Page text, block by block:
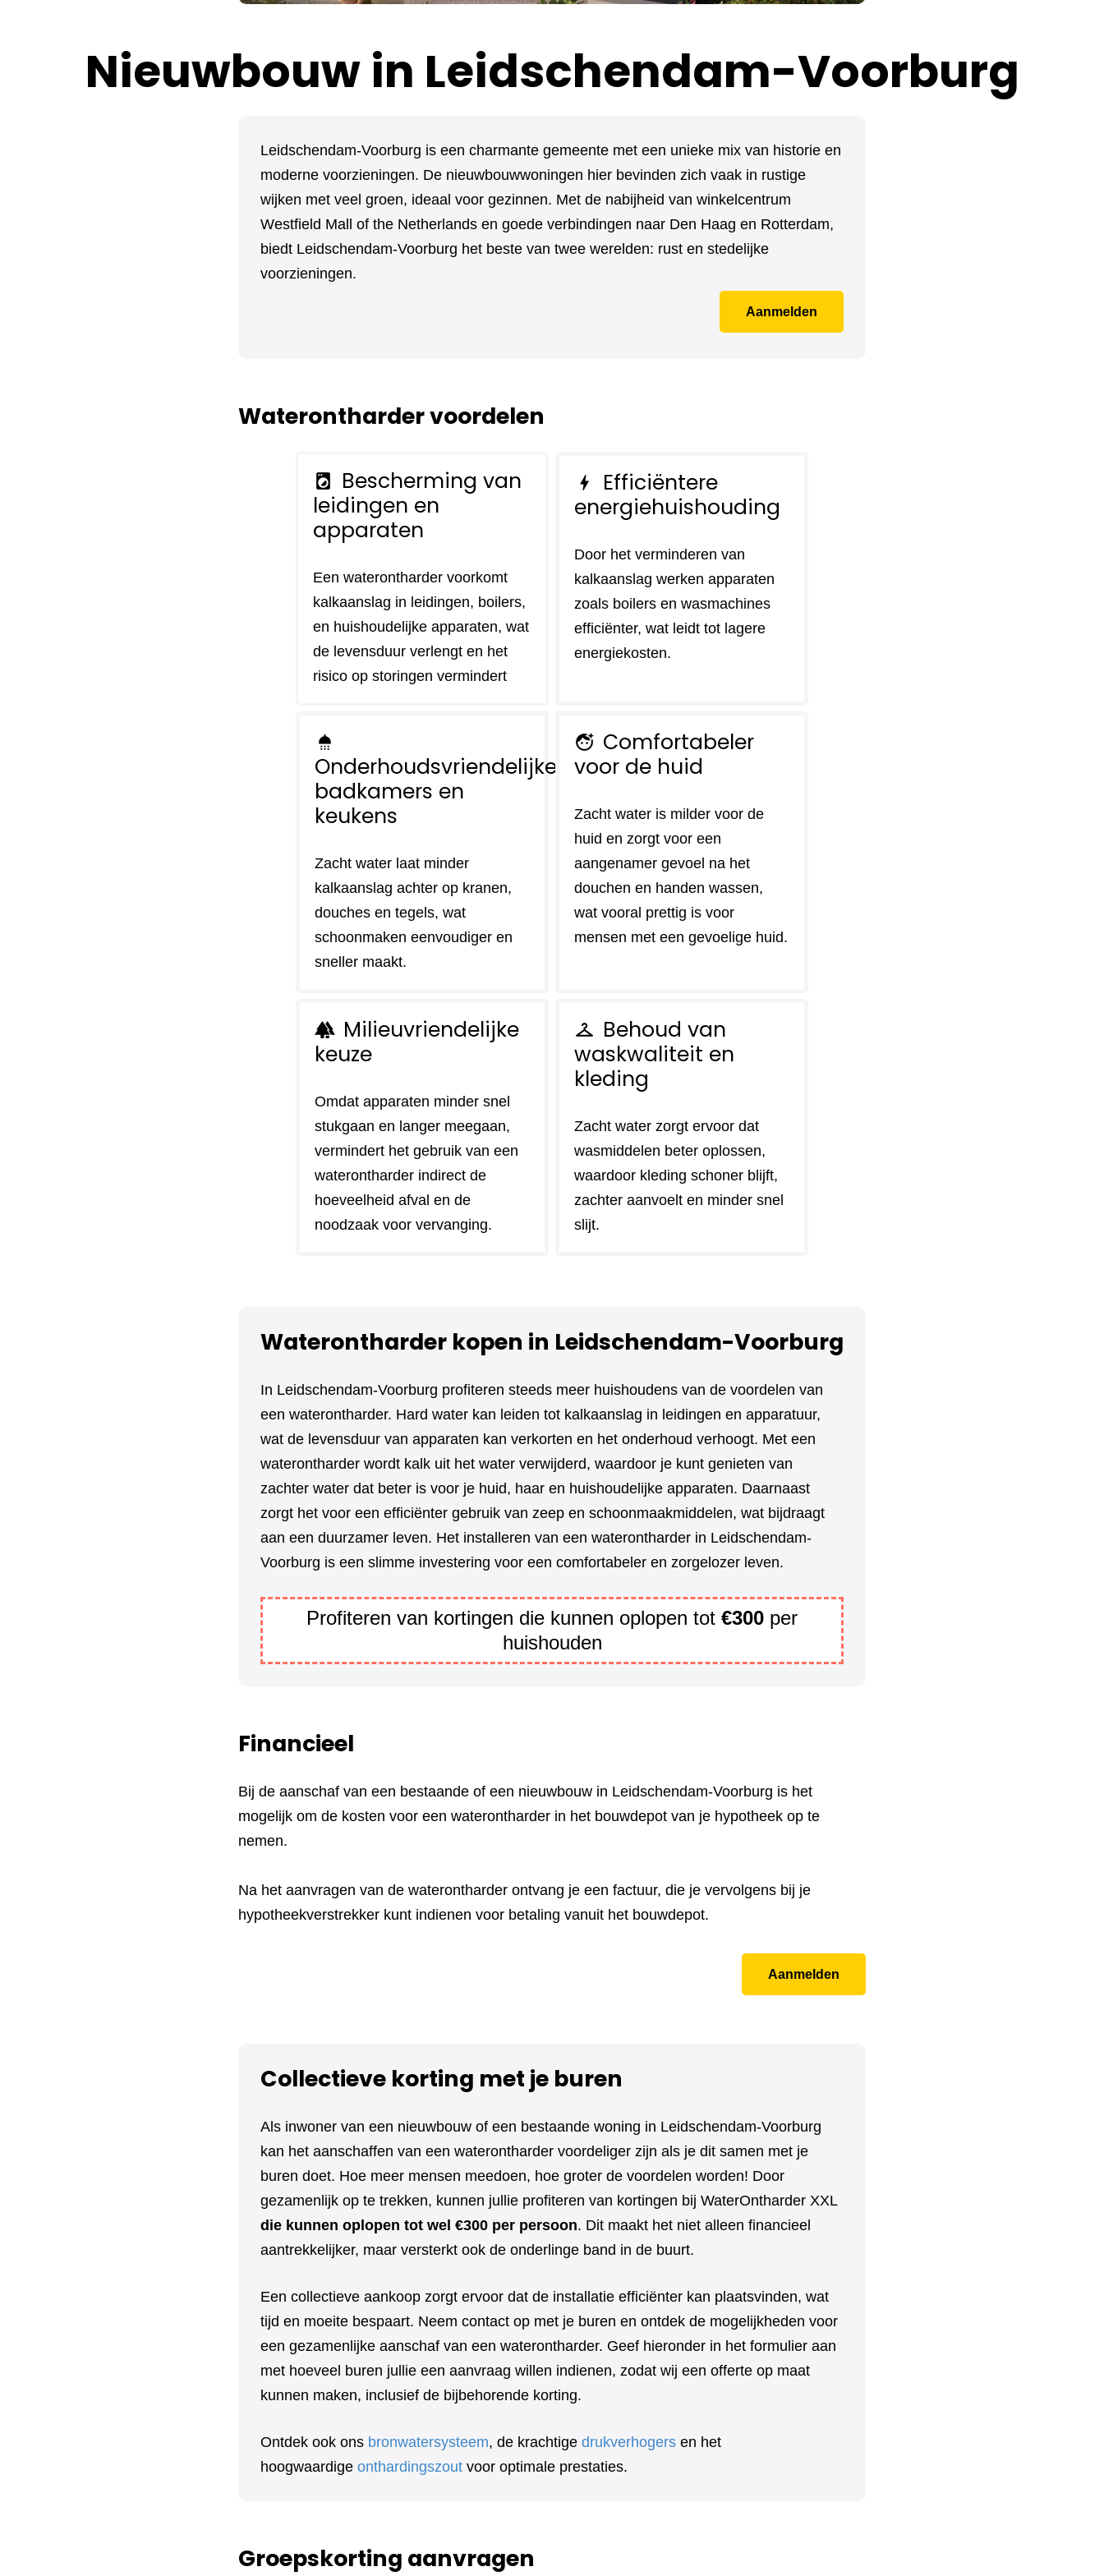
Nieuwbouw in Leidschendam-Voorburg
Leidschendam-Voorburg is een charmante gemeente met een unieke mix van historie en
moderne voorzieningen. De nieuwbouwwoningen hier bevinden zich vaak in rustige
wijken met veel groen, ideaal voor gezinnen. Met de nabijheid van winkelcentrum
Westfield Mall of the Netherlands en goede verbindingen naar Den Haag en Rotterdam,
biedt Leidschendam-Voorburg het beste van twee werelden: rust en stedelijke
voorzieningen.
Aanmelden
Waterontharder voordelen
local_laundry_service
Bescherming van
leidingen en
apparaten
Een waterontharder voorkomt
kalkaanslag in leidingen, boilers,
en huishoudelijke apparaten, wat
de levensduur verlengt en het
risico op storingen vermindert
bolt
Efficiëntere
energiehuishouding
Door het verminderen van
kalkaanslag werken apparaten
zoals boilers en wasmachines
efficiënter, wat leidt tot lagere
energiekosten.
shower
Onderhoudsvriendelijke
badkamers en
keukens
Zacht water laat minder
kalkaanslag achter op kranen,
douches en tegels, wat
schoonmaken eenvoudiger en
sneller maakt.
face_retouching_natural Comfortabeler
voor de huid
Zacht water is milder voor de
huid en zorgt voor een
aangenamer gevoel na het
douchen en handen wassen,
wat vooral prettig is voor
mensen met een gevoelige huid.
forest Milieuvriendelijke
keuze
Omdat apparaten minder snel
stukgaan en langer meegaan,
vermindert het gebruik van een
waterontharder indirect de
hoeveelheid afval en de
noodzaak voor vervanging.
checkroom Behoud van
waskwaliteit en
kleding
Zacht water zorgt ervoor dat
wasmiddelen beter oplossen,
waardoor kleding schoner blijft,
zachter aanvoelt en minder snel
slijt.
Waterontharder kopen in Leidschendam-Voorburg
In Leidschendam-Voorburg profiteren steeds meer huishoudens van de voordelen van
een waterontharder. Hard water kan leiden tot kalkaanslag in leidingen en apparatuur,
wat de levensduur van apparaten kan verkorten en het onderhoud verhoogt. Met een
waterontharder wordt kalk uit het water verwijderd, waardoor je kunt genieten van
zachter water dat beter is voor je huid, haar en huishoudelijke apparaten. Daarnaast
zorgt het voor een efficiënter gebruik van zeep en schoonmaakmiddelen, wat bijdraagt
aan een duurzamer leven. Het installeren van een waterontharder in Leidschendam-
Voorburg is een slimme investering voor een comfortabeler en zorgelozer leven.
Profiteren van kortingen die kunnen oplopen tot €300 per
huishouden
Financieel
Bij de aanschaf van een bestaande of een nieuwbouw in Leidschendam-Voorburg is het
mogelijk om de kosten voor een waterontharder in het bouwdepot van je hypotheek op te
nemen.
Na het aanvragen van de waterontharder ontvang je een factuur, die je vervolgens bij je
hypotheekverstrekker kunt indienen voor betaling vanuit het bouwdepot.
Aanmelden
Collectieve korting met je buren
Als inwoner van een nieuwbouw of een bestaande woning in Leidschendam-Voorburg
kan het aanschaffen van een waterontharder voordeliger zijn als je dit samen met je
buren doet. Hoe meer mensen meedoen, hoe groter de voordelen worden! Door
gezamenlijk op te trekken, kunnen jullie profiteren van kortingen bij WaterOntharder XXL
die kunnen oplopen tot wel €300 per persoon. Dit maakt het niet alleen financieel
aantrekkelijker, maar versterkt ook de onderlinge band in de buurt.
Een collectieve aankoop zorgt ervoor dat de installatie efficiënter kan plaatsvinden, wat
tijd en moeite bespaart. Neem contact op met je buren en ontdek de mogelijkheden voor
een gezamenlijke aanschaf van een waterontharder. Geef hieronder in het formulier aan
met hoeveel buren jullie een aanvraag willen indienen, zodat wij een offerte op maat
kunnen maken, inclusief de bijbehorende korting.
Ontdek ook ons bronwatersysteem, de krachtige drukverhogers en het
hoogwaardige onthardingszout voor optimale prestaties.
Groepskorting aanvragen